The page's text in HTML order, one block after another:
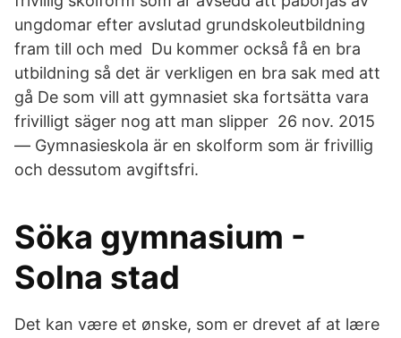
ungdomar efter avslutad grundskoleutbildning
fram till och med Du kommer också få en bra
utbildning så det är verkligen en bra sak med att
gå De som vill att gymnasiet ska fortsätta vara
frivilligt säger nog att man slipper 26 nov. 2015
— Gymnasieskola är en skolform som är frivillig
och dessutom avgiftsfri.
Söka gymnasium -
Solna stad
Det kan være et ønske, som er drevet af at lære